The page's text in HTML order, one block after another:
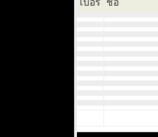
เบอร์ ชื่อ